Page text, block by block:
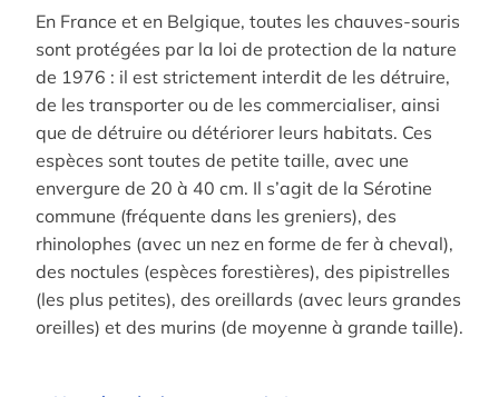
En France et en Belgique, toutes les chauves-souris
sont protégées par la loi de protection de la nature
de 1976 : il est strictement interdit de les détruire,
de les transporter ou de les commercialiser, ainsi
que de détruire ou détériorer leurs habitats. Ces
espèces sont toutes de petite taille, avec une
envergure de 20 à 40 cm. Il s’agit de la Sérotine
commune (fréquente dans les greniers), des
rhinolophes (avec un nez en forme de fer à cheval),
des noctules (espèces forestières), des pipistrelles
(les plus petites), des oreillards (avec leurs grandes
oreilles) et des murins (de moyenne à grande taille).